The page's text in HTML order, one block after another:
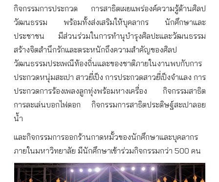
กิจกรรมการประกวด
การสาธิตเผยแพร่องค์ความรู้ด้านศิลป
วัฒนธรรม
พร้อมทั้งส่งเสริมให้บุคลากร
นักศึกษาและ
ประชาชน
มีส่วนร่วมในการทำนุบำรุงศิลปะและวัฒนธรรม
สร้างจิตสำนึกรักและตระหนักถึงความสำคัญของศิลป
วัฒนธรรมประเพณีท้องถิ่นและของชาติภายในงานพบกับการ
ประกวดหนุ่มสะเปา สาวยี่เป็ง การประกวดสาวยี่เป็งจำแลง การ
ประกวดการร้องเพลงลูกทุ่งพร้อมหางเครื่อง
กิจกรรมสาธิต
การละเล่นบอกไฟดอก
กิจกรรมการสาธิตประดิษฐ์สะเปาลอย
น้ำ
และกิจกรรมการออกร้านกาดหมั้วของนักศึกษาและบุคลากร
ภายในมหาวิทยาลัย มีนักศึกษาเข้าร่วมกิจกรรมกว่า 500 คน